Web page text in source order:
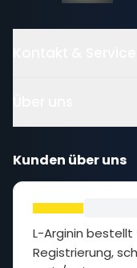
Kunden über uns
L-Arginin
Registrierung,